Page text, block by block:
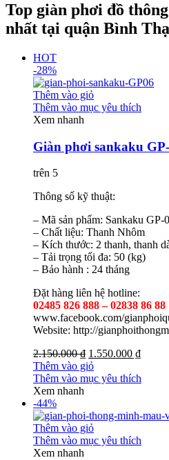
Top giàn phơi đồ
nhất tại quận Bình
HOT
-28%
Thêm vào giỏ
Thêm vào mục yêu thích
Xem nhanh
Giàn phơi sankaku
trên 5
Thông số kỹ thuật:
– Mã sản phẩm: Sankaku GP-
– Chất liệu: Thanh Nhôm
– Kích thước: 2 thanh, thanh
– Tải trọng tối đa: 50 (kg)
– Bảo hành : 24 tháng
Đặt hàng liên hệ hotline:
02485 826 888 – 02838 86
www.facebook.com/
Website: http://
2.150.000 ₫ 1.550.000 ₫
Thêm vào giỏ
Thêm vào mục yêu thích
Xem nhanh
-44%
Thêm vào giỏ
Thêm vào mục yêu thích
Xem nhanh